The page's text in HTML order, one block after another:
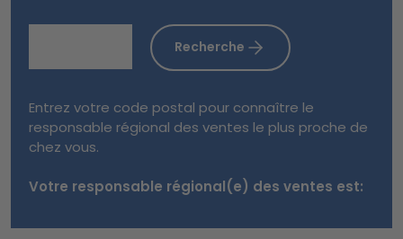
Recherche
Entrez votre code postal pour connaître le
responsable régional des ventes le plus proche de
chez vous.
Votre responsable régional(e) des ventes est: